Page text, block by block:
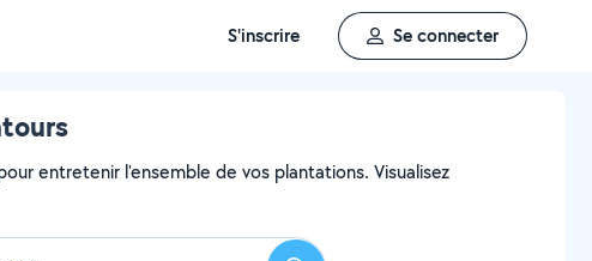
S'inscrire Se connecter
entretenir l'ensemble de vos plantations. Visualisez